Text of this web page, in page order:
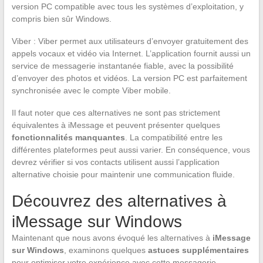
version PC compatible avec tous les systèmes d’exploitation, y
compris bien sûr Windows.
Viber : Viber permet aux utilisateurs d’envoyer gratuitement des
appels vocaux et vidéo via Internet. L’application fournit aussi un
service de messagerie instantanée fiable, avec la possibilité
d’envoyer des photos et vidéos. La version PC est parfaitement
synchronisée avec le compte Viber mobile.
Il faut noter que ces alternatives ne sont pas strictement
équivalentes à iMessage et peuvent présenter quelques
fonctionnalités manquantes . La compatibilité entre les
différentes plateformes peut aussi varier. En conséquence, vous
devrez vérifier si vos contacts utilisent aussi l’application
alternative choisie pour maintenir une communication fluide.
Découvrez des alternatives à
iMessage sur Windows
Maintenant que nous avons évoqué les alternatives à iMessage
sur Windows , examinons quelques astuces supplémentaires